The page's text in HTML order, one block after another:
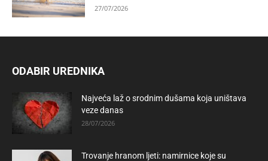
27/07/2026
ODABIR UREDNIKA
Najveća laž o srodnim dušama koja uništava
veze danas
28/07/2026
Trovanje hranom ljeti: namirnice koje su